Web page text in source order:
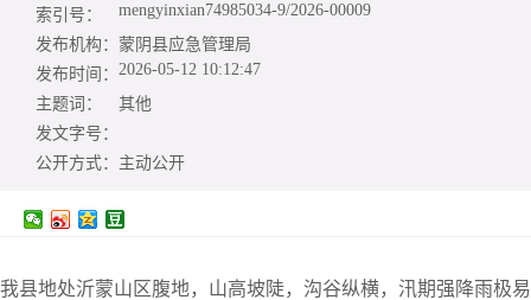
索引号：
mengyinxian74985034-9/2026-00009
发布机构： 蒙阴县应急管理局
发布时间： 2026-05-12 10:12:47
主题词：
其他
发文字号：
公开方式： 主动公开
我县地处沂蒙山区腹地，山高坡陡，沟谷纵横，汛期强降雨极易